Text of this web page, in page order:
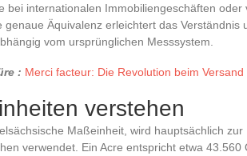
bei internationalen Immobiliengeschäften oder
genaue Äquivalenz erleichtert das Verständnis
vom ursprünglichen Messsystem.
: Merci facteur: Die Revolution beim
verstehen
Maßeinheit, wird hauptsächlich
verwendet. Ein Acre entspricht etwa